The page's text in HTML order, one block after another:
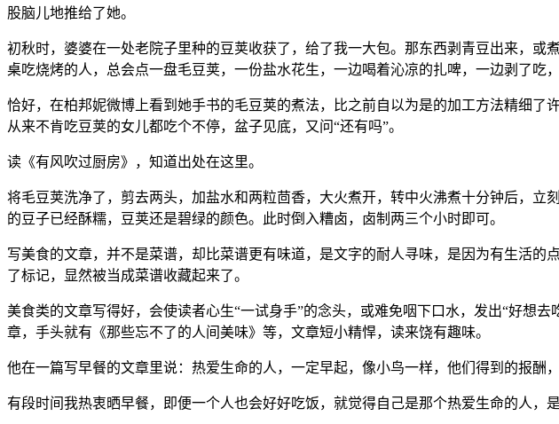
股脑儿地推给了她。
初秋时，婆婆在一处老院子里种的豆荚收获了，给了我一大包。那东西剥青豆出来，
桌吃烧烤的人，总会点一盘毛豆荚，一份盐水花生，一边喝着沁凉的扎啤，一边剥了吃
恰好，在柏邦妮微博上看到她手书的毛豆荚的煮法，比之前自以为是的加工方法精细
从来不肯吃豆荚的女儿都吃个不停，盆子见底，又问“还有吗”。
读《有风吹过厨房》，知道出处在这里。
将毛豆荚洗净了，剪去两头，加盐水和两粒茴香，大火煮开，转中火沸煮十分钟后，
的豆子已经酥糯，豆荚还是碧绿的颜色。此时倒入糟卤，卤制两三个小时即可。
写美食的文章，并不是菜谱，却比菜谱更有味道，是文字的耐人寻味，是因为有生活
了标记，显然被当成菜谱收藏起来了。
美食类的文章写得好，会使读者心生“一试身手”的念头，或难免咽下口水，发出“好想
章，手头就有《那些忘不了的人间美味》等，文章短小精悍，读来饶有趣味。
他在一篇写早餐的文章里说：热爱生命的人，一定早起，像小鸟一样，他们得到的报酬
有段时间我热衷晒早餐，即便一个人也会好好吃饭，就觉得自己是那个热爱生命的人，